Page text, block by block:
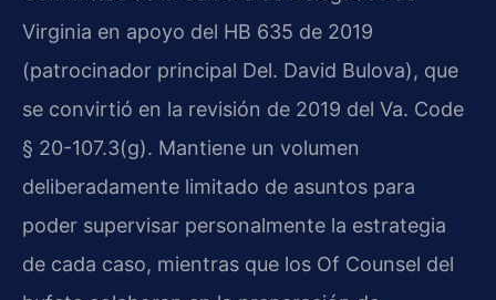
Virginia en apoyo del HB 635 de 2019
(patrocinador principal Del. David Bulova), que
se convirtió en la revisión de 2019 del Va. Code
§ 20-107.3(g). Mantiene un volumen
deliberadamente limitado de asuntos para
poder supervisar personalmente la estrategia
de cada caso, mientras que los Of Counsel del